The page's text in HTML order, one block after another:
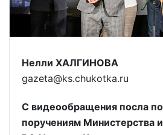
Нелли ХАЛГИНОВА
gazeta@ks.chukotka.ru
С видеообращения посла
поручениям Министерства